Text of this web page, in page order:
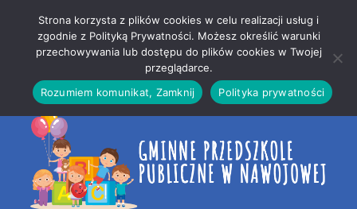
treści
strony
Strona korzysta z plików cookies w celu realizacji usług i
zgodnie z Polityką Prywatności. Możesz określić warunki
przechowywania lub dostępu do plików cookies w Twojej
przeglądarce.
Rozumiem komunikat, Zamknij
Polityka prywatności